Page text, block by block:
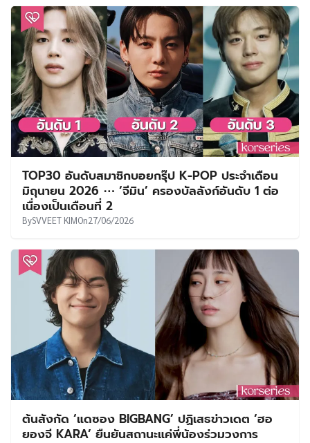
TOP30 อันดับสมาชิกบอยกรุ๊ป K-POP ประจำเดือน
มิถุนายน 2026 ⋯ ‘จีมิน’ ครองบัลลังก์อันดับ 1 ต่อ
เนื่องเป็นเดือนที่ 2
BySVVEET KIMOn27/06/2026
ต้นสังกัด ‘แดซอง BIGBANG’ ปฏิเสธข่าวเดต ‘ฮอ
ยองจี KARA’ ยืนยันสถานะแค่พี่น้องร่วมวงการ